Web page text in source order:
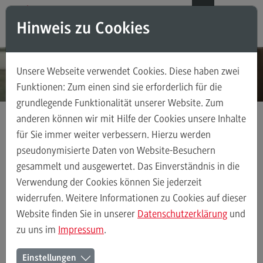
Direkt zum Inhalt
Direkt zum Hauptmenu
Direkt zum Footer
Modul-O-Mat
Masterstudiengänge
Accounting, Controlling, Taxation
Accounting, Controlling, Taxation
Modulangebot
Berufsperspektiven
Kontakt
Advanced Practice in Healthcare
Advanced Practice in Healthcare
Rahmenbedingungen
Kontakt Ansprechpersonen Zentral Beauftragte
Ansprechpersonen Alle Kontakte (alphabetisch)
Zentral Beauftragte am DHBW
Hinweis zu Cookies
Unsere Webseite verwendet Cookies. Diese haben zwei
Funktionen: Zum einen sind sie erforderlich für die
grundlegende Funktionalität unserer Website. Zum
anderen können wir mit Hilfe der Cookies unsere Inhalte
für Sie immer weiter verbessern. Hierzu werden
pseudonymisierte Daten von Website-Besuchern
gesammelt und ausgewertet. Das Einverständnis in die
Verwendung der Cookies können Sie jederzeit
widerrufen. Weitere Informationen zu Cookies auf dieser
Website finden Sie in unserer Datenschutzerklärung und
zu uns im Impressum.
Einstellungen